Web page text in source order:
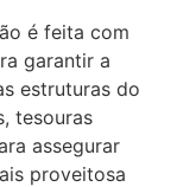
é feita com
garantir a
estruturas do
tesouras
assegurar
proveitosa